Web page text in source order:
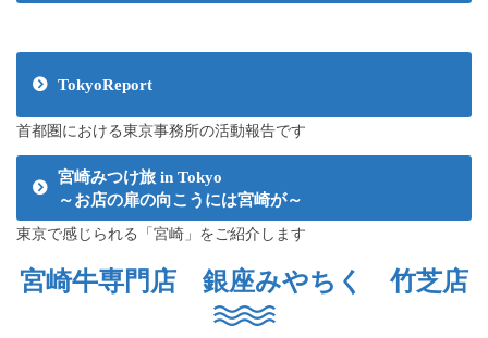
TokyoReport
首都圏における東京事務所の活動報告です
宮崎みつけ旅 in Tokyo
～お店の扉の向こうには宮崎が～
東京で感じられる「宮崎」をご紹介します
宮崎牛専門店 銀座みやちく 竹芝店